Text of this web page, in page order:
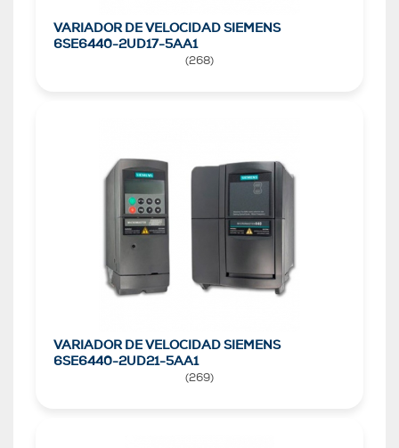
VARIADOR DE VELOCIDAD SIEMENS
6SE6440-2UD17-5AA1
(268)
VARIADOR DE VELOCIDAD SIEMENS
6SE6440-2UD21-5AA1
(269)